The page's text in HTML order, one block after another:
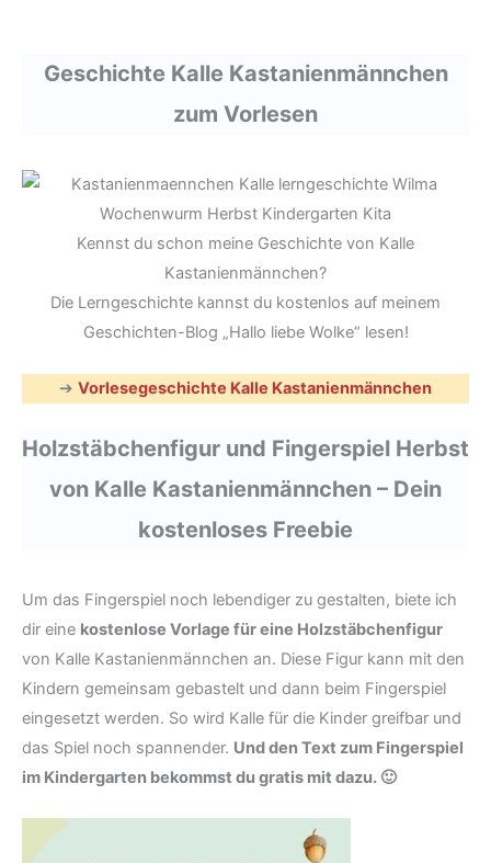
Geschichte Kalle Kastanienmännchen
zum Vorlesen
Kennst du schon meine Geschichte von Kalle
Kastanienmännchen?
Die Lerngeschichte kannst du kostenlos auf meinem
Geschichten-Blog „Hallo liebe Wolke“ lesen!
➔ Vorlesegeschichte Kalle Kastanienmännchen
Holzstäbchenfigur und Fingerspiel Herbst
von Kalle Kastanienmännchen – Dein
kostenloses Freebie
Um das Fingerspiel noch lebendiger zu gestalten, biete ich
dir eine kostenlose Vorlage für eine Holzstäbchenfigur
von Kalle Kastanienmännchen an. Diese Figur kann mit den
Kindern gemeinsam gebastelt und dann beim Fingerspiel
eingesetzt werden. So wird Kalle für die Kinder greifbar und
das Spiel noch spannender. Und den Text zum Fingerspiel
im Kindergarten bekommst du gratis mit dazu. 🙂